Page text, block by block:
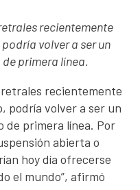
recientemente
volver a ser un
primera línea.
recientemente
podría volver a ser un
primera línea. Por
abierta o
hoy día ofrecerse
el mundo”, afirmó